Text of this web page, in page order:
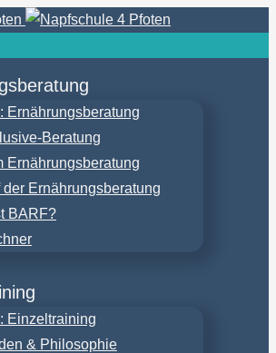
Ernährungsberatung
Beratung
Ernährungsberatung
Ernährungsberatung
BARF?
Einzeltraining
& Philosophie